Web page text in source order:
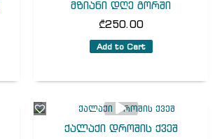
მზიანი დღე გორში
₾250.00
Add to Cart
ქალაქი დროშის ქვეშ